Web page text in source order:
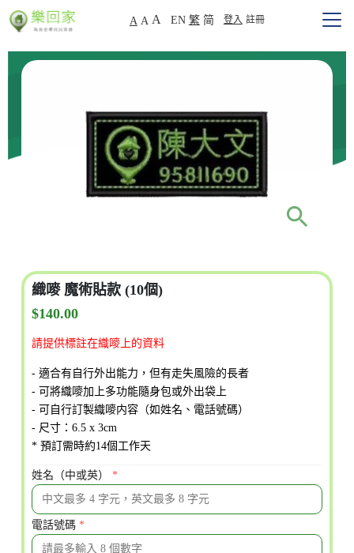
A A A EN 繁 简 登入 註冊
織嘜 魔術貼款 (10個)
$140.00
請提供標註在織嘜上的資料
- 適合有自行外出能力，但有走失風險的長者
- 可將織嘜加上多功能隨身包或外出袋上
- 可自行訂製織嘜内容（如姓名、電話號碼）
- 尺寸：6.5 x 3cm
* 預訂需時約14個工作天
姓名（中或英） *
電話號碼 *